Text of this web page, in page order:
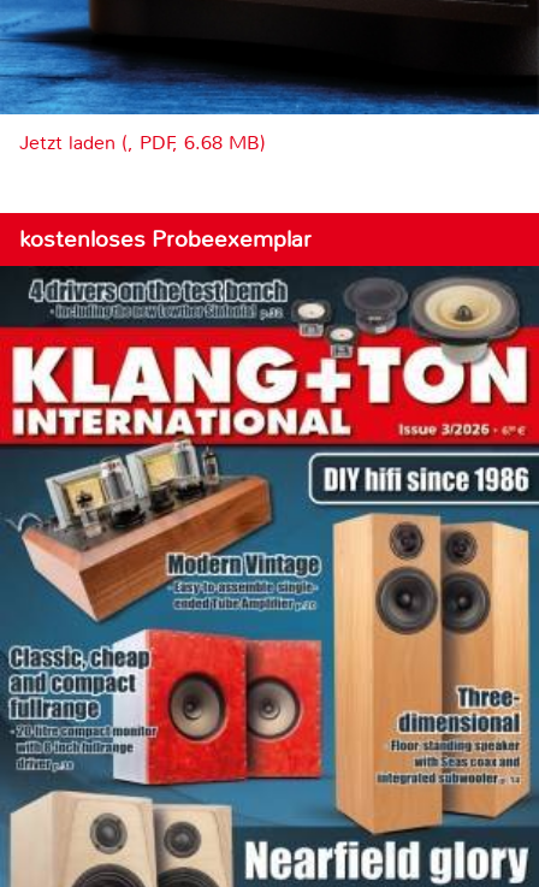
Jetzt laden (, PDF, 6.68 MB)
kostenloses Probeexemplar